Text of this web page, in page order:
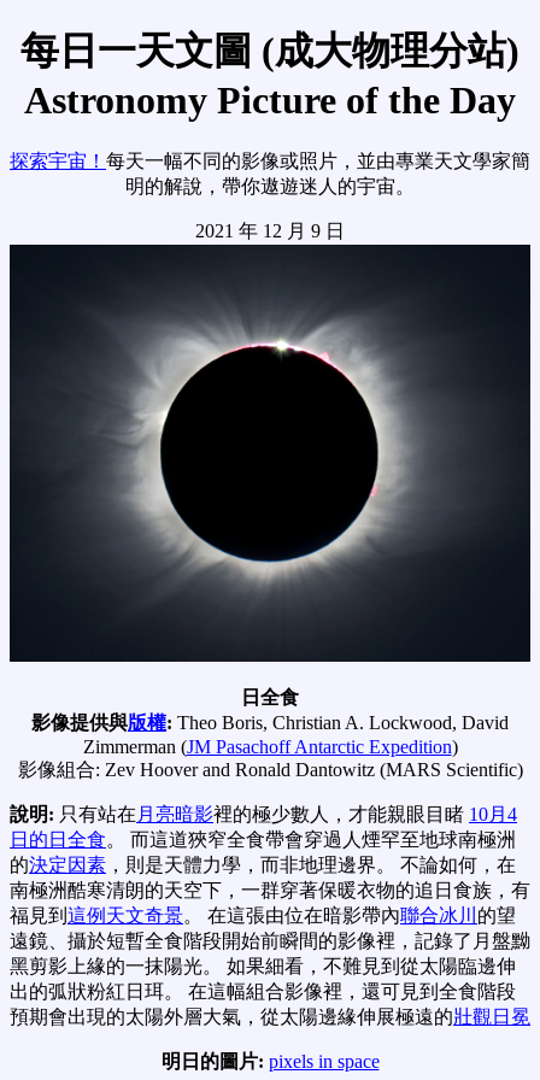
每日一天文圖 (成大物理分站)
Astronomy Picture of the Day
探索宇宙！ 每天一幅不同的影像或照片，並由專業天文學家簡
明的解說，帶你遨遊迷人的宇宙。
2021 年 12 月 9 日
日全食
影像提供與版權: Theo Boris, Christian A. Lockwood, David
Zimmerman (JM Pasachoff Antarctic Expedition)
影像組合: Zev Hoover and Ronald Dantowitz (MARS Scientific)
說明: 只有站在 月亮暗影裡的極少數人，才能親眼目睹 10月4
日的日全食。 而這道狹窄全食帶會穿過人煙罕至地球南極洲
的決定因素 ，則是天體力學，而非地理邊界。 不論如何，在
南極洲酷寒清朗的天空下，一群穿著保暖衣物的追日食族，有
福見到 這例天文奇景。 在這張由位在暗影帶內聯合冰川 的望
遠鏡、攝於短暫全食階段開始前瞬間的影像裡，記錄了月盤黝
黑剪影上緣的一抹陽光。 如果細看，不難見到從太陽臨邊伸
出的弧狀粉紅日珥。 在這幅組合影像裡，還可見到全食階段
預期會出現的太陽外層大氣，從太陽邊緣伸展極遠的壯觀日冕
明日的圖片: pixels in space